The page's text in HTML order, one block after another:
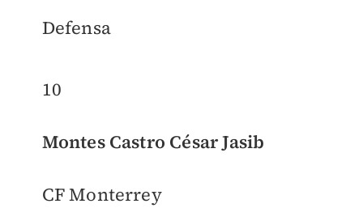
Defensa
10
Montes Castro César Jasib
CF Monterrey